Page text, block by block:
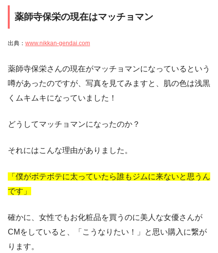
薬師寺保栄の現在はマッチョマン
出典： www.nikkan-gendai.com
薬師寺保栄さんの現在がマッチョマンになっているという
噂があったのですが、写真を見てみますと、肌の色は浅黒
くムキムキになっていました！
どうしてマッチョマンになったのか？
それにはこんな理由がありました。
「僕がボテボテに太っていたら誰もジムに来ないと思うん
です」
確かに、女性でもお化粧品を買うのに美人な女優さんが
CMをしていると、「こうなりたい！」と思い購入に繋が
ります。